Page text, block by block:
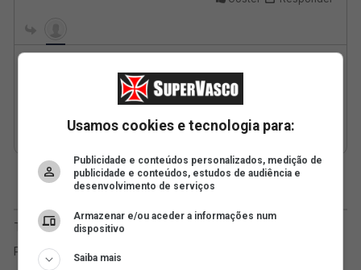
Usamos cookies e tecnologia para:
Publicidade e conteúdos personalizados, medição de
publicidade e conteúdos, estudos de audiência e
desenvolvimento de serviços
Armazenar e/ou aceder a informações num
dispositivo
Saiba mais